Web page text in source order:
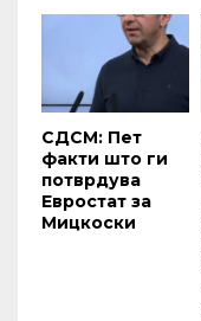
СДСМ: Пет
факти што ги
потврдува
Евростат за
Мицкоски